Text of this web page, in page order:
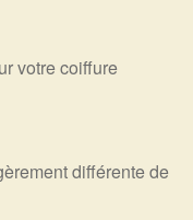
du monde invisible
votre coiffure
différente de